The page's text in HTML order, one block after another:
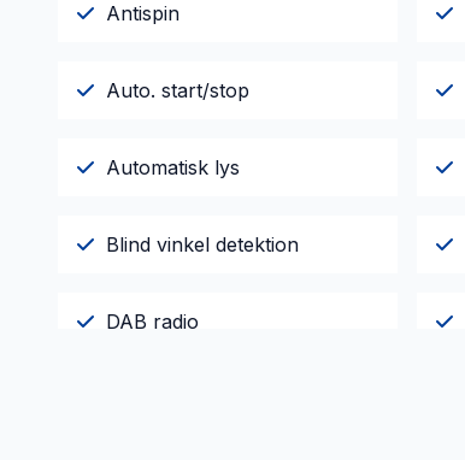
Antispin
Auto. start/stop
Automatisk lys
Blind vinkel detektion
DAB radio